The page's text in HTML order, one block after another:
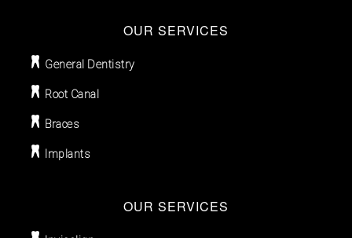
OUR SERVICES
General Dentistry
Root Canal
Braces
Implants
OUR SERVICES